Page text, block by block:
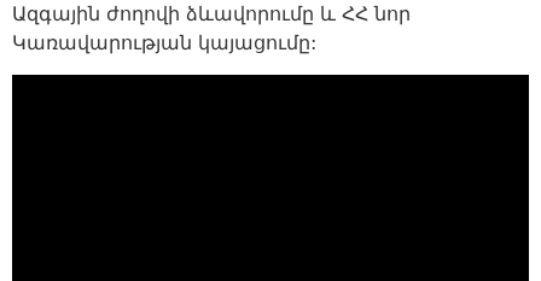
Ազգային ժողովի ձևավորումը և ՀՀ նոր
Կառավարության կայացումը: